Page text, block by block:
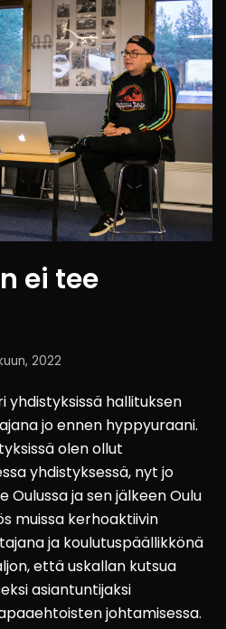
ei tee
2022
yhdistyksissä hallituksen
jo ennen hyppyuraani.
olen ollut
yhdistyksessä, nyt jo
Oulussa ja sen jälkeen Oulu
muissa kerhoaktiivin
ja koulutuspäällikkönä
että uskallan kutsua
asiantuntijaksi
johtamisessa.